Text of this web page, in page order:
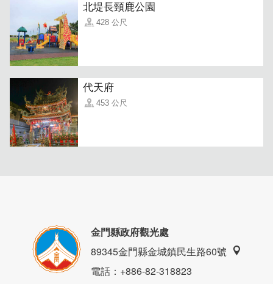
北堤長頸鹿公園
428 公尺
代天府
453 公尺
金門縣政府觀光處
89345金門縣金城鎮民生路60號
電話：+886-82-318823